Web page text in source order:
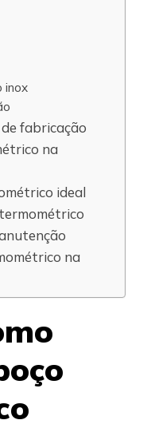
inox
fabricação
na
ideal
na